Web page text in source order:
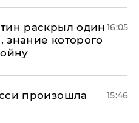
раскрыл один
знание которого
16:05
произошла
15:46